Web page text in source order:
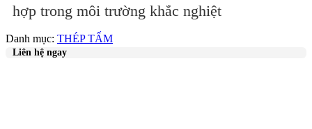
hợp trong môi trường khắc nghiệt
Danh mục: THÉP TẤM
Liên hệ ngay